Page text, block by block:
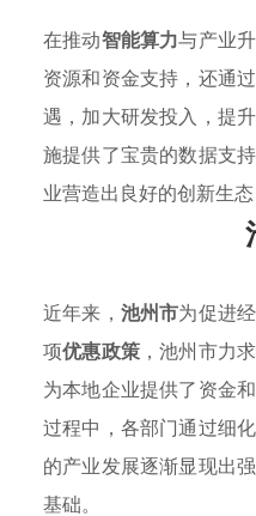
在推动智能算力与产业
资源和资金支持，还通
遇，加大研发投入，提
施提供了宝贵的数据支
业营造出良好的创新生
近年来， 池州市为促进
项优惠政策 ，池州市力
为本地企业提供了资金
过程中，各部门通过细
的产业发展逐渐显现出
基础。